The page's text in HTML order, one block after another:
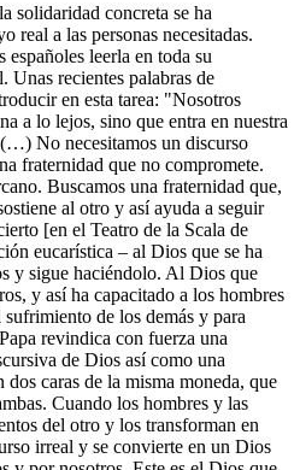
solidaridad concreta se ha
real a las personas necesitadas.
españoles leerla en toda su
recientes palabras de
en esta tarea: "Nosotros
a lo lejos, sino que entra en nuestra
No necesitamos un discurso
fraternidad que no compromete.
Buscamos una fraternidad que,
al otro y así ayuda a seguir
[en el Teatro de la Scala de
eucarística – al Dios que se ha
y sigue haciéndolo. Al Dios que
y así ha capacitado a los hombres
de los demás y para
revindica con fuerza una
de Dios así como una
caras de la misma moneda, que
Cuando los hombres y las
del otro y los transforman en
irreal y se convierte en un Dios